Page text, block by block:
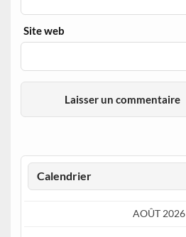
Site web
Calendrier
AOÛT 2026